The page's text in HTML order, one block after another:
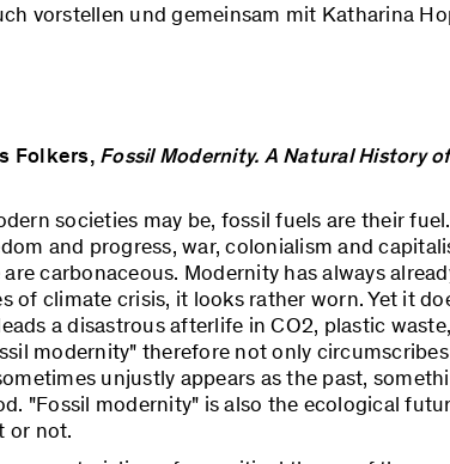
vorstellen und gemeinsam mit Katharina
Folkers, Fossil Modernity. A Natural History
societies may be, fossil fuels are their fuel.
and progress, war, colonialism and
carbonaceous. Modernity has always
of climate crisis, it looks rather worn. Yet it
a disastrous afterlife in CO2, plastic
modernity" therefore not only
unjustly appears as the past,
"Fossil modernity" is also the ecological
or not.